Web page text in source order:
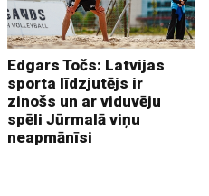
Edgars Točs: Latvijas
sporta līdzjutējs ir
zinošs un ar viduvēju
spēli Jūrmalā viņu
neapmānīsi